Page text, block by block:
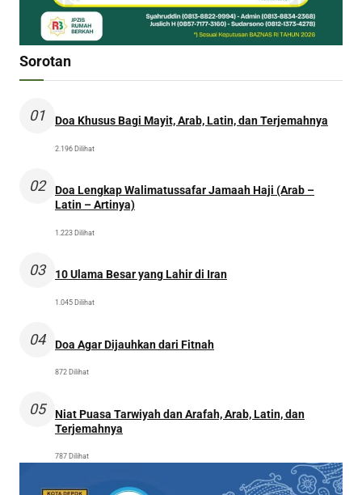
Sorotan
01 Doa Khusus Bagi Mayit, Arab, Latin, dan Terjemahnya
2.196 Dilihat
02
Doa Lengkap Walimatussafar Jamaah Haji (Arab –
Latin – Artinya)
1.223 Dilihat
03 10 Ulama Besar yang Lahir di Iran
1.045 Dilihat
04 Doa Agar Dijauhkan dari Fitnah
872 Dilihat
05
Niat Puasa Tarwiyah dan Arafah, Arab, Latin, dan
Terjemahnya
787 Dilihat